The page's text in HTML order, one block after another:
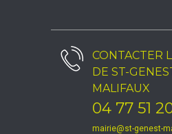
CONTACTER
DE ST-
MALIFAUX
04 77 51
mairie@st-genest-